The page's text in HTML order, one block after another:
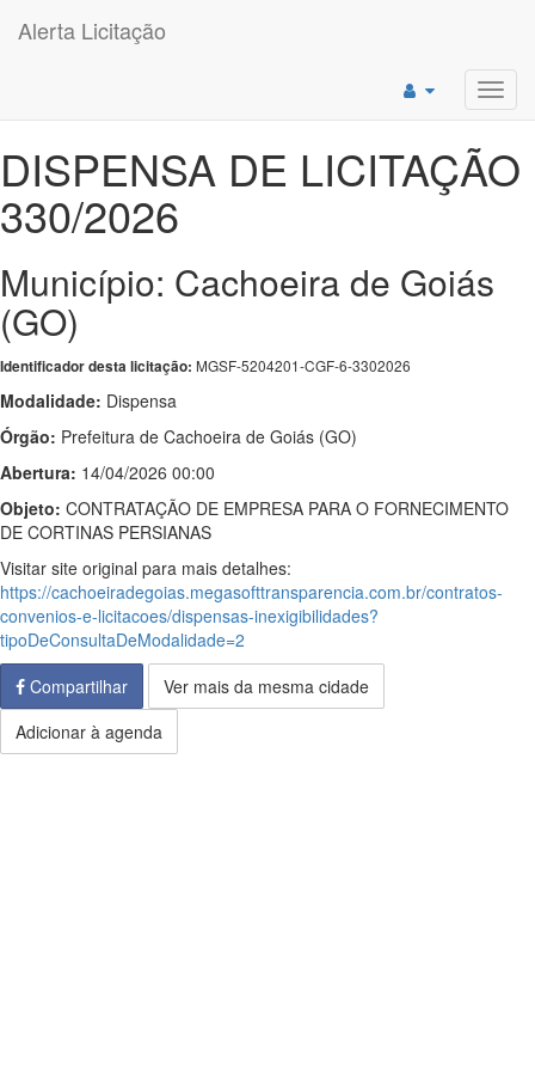
Alerta Licitação
DISPENSA DE LICITAÇÃO
330/2026
Município: Cachoeira de Goiás
(GO)
Identificador desta licitação: MGSF-5204201-CGF-6-3302026
Modalidade: Dispensa
Órgão: Prefeitura de Cachoeira de Goiás (GO)
Abertura: 14/04/2026 00:00
Objeto: CONTRATAÇÃO DE EMPRESA PARA O FORNECIMENTO
DE CORTINAS PERSIANAS
Visitar site original para mais detalhes:
https://cachoeiradegoias.megasofttransparencia.com.br/contratos-
convenios-e-licitacoes/dispensas-inexigibilidades?
tipoDeConsultaDeModalidade=2
Compartilhar
Ver mais da mesma cidade
Adicionar à agenda